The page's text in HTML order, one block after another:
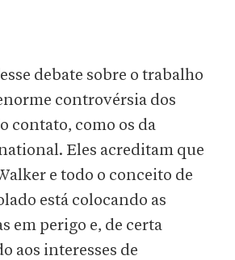
debate sobre o trabalho
controvérsia dos
contato, como os da
Eles acreditam que
e todo o conceito de
está colocando as
em perigo e, de certa
aos interesses de